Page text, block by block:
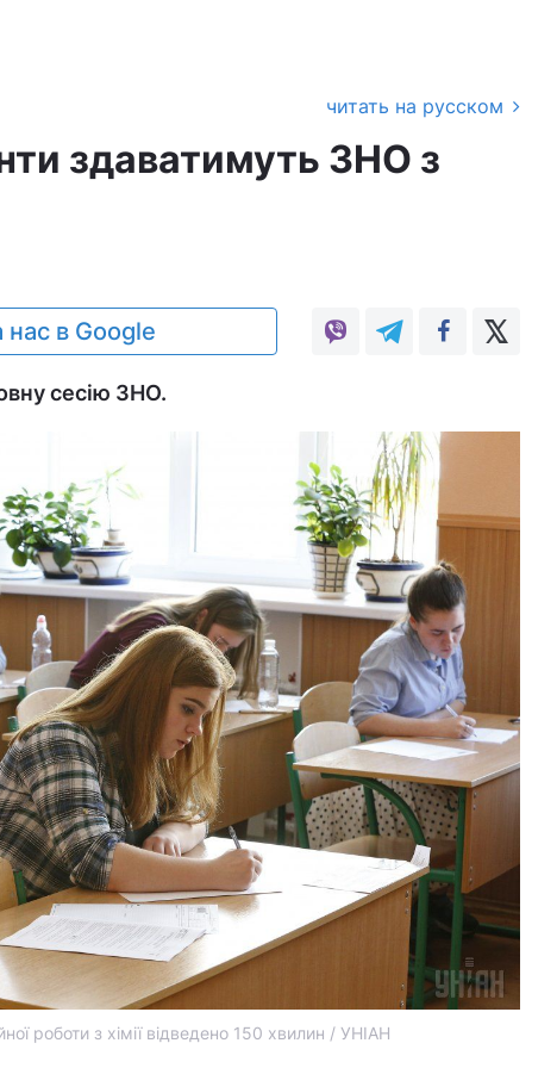
читать на русском
здаватимуть ЗНО з
нас в Google
сесію ЗНО.
роботи з хімії відведено 150 хвилин / УНІАН